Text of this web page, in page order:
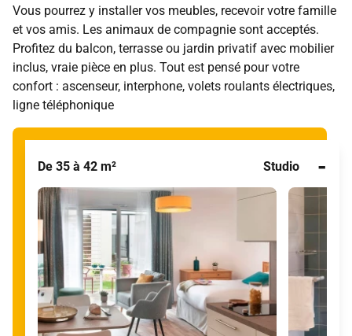
Vous pourrez y installer vos meubles, recevoir votre famille
et vos amis. Les animaux de compagnie sont acceptés.
Profitez du balcon, terrasse ou jardin privatif avec mobilier
inclus, vraie pièce en plus. Tout est pensé pour votre
confort : ascenseur, interphone, volets roulants électriques,
ligne téléphonique
De 35 à 42 m² Studio -